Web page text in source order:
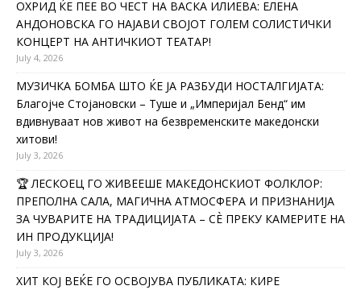
ОХРИД ЌЕ ПЕЕ ВО ЧЕСТ НА ВАСКА ИЛИЕВА: ЕЛЕНА
АНДОНОВСКА ГО НАЈАВИ СВОЈОТ ГОЛЕМ СОЛИСТИЧКИ
КОНЦЕРТ НА АНТИЧКИОТ ТЕАТАР!
July 4, 2026
МУЗИЧКА БОМБА ШТО ЌЕ ЈА РАЗБУДИ НОСТАЛГИЈАТА:
Благојче Стојановски – Туше и „Империјал Бенд“ им
вдивнуваат нов живот на безвременските македонски
хитови!
July 3, 2026
🏆 ЛЕСКОЕЦ ГО ЖИВЕЕШЕ МАКЕДОНСКИОТ ФОЛКЛОР:
ПРЕПОЛНА САЛА, МАГИЧНА АТМОСФЕРА И ПРИЗНАНИЈА
ЗА ЧУВАРИТЕ НА ТРАДИЦИЈАТА – СÈ ПРЕКУ КАМЕРИТЕ НА
ИН ПРОДУКЦИЈА!
July 3, 2026
ХИТ КОЈ ВЕЌЕ ГО ОСВОЈУВА ПУБЛИКАТА: КИРЕ